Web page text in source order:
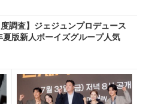
度調査】ジェジュンプロデュース
夏版新人ボーイズグループ人気